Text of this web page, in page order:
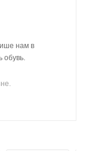
нам в
обувь.